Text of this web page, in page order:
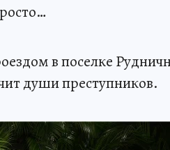
в поселке
души преступников.